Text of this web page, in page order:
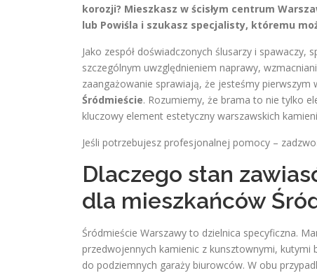
korozji? Mieszkasz w ścisłym centrum
lub Powiśla i szukasz specjalisty, któremu
Jako zespół doświadczonych ślusarzy i spawaczy,
szczególnym uwzględnieniem naprawy,
zaangażowanie sprawiają, że jesteśmy
Śródmieście. Rozumiemy, że brama to nie tylko
kluczowy element estetyczny warszawskich
Jeśli potrzebujesz profesjonalnej pomocy –
Dlaczego stan
dla mieszkańców
Śródmieście Warszawy to dzielnica specyficzna.
przedwojennych kamienic z kunsztownymi,
do podziemnych garaży biurowców. W obu